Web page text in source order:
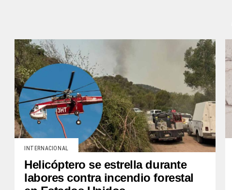
INTERNACIONAL
Helicóptero se estrella durante
labores contra incendio forestal